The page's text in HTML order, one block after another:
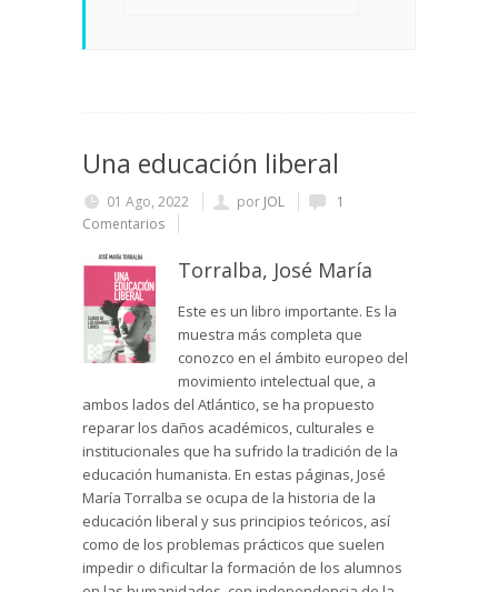
Una educación liberal
01 Ago, 2022 por JOL
1
Comentarios
Torralba, José María
Este es un libro importante. Es la
muestra más completa que
conozco en el ámbito europeo del
movimiento intelectual que, a
ambos lados del Atlántico, se ha propuesto
reparar los daños académicos, culturales e
institucionales que ha sufrido la tradición de la
educación humanista. En estas páginas, José
María Torralba se ocupa de la historia de la
educación liberal y sus principios teóricos, así
como de los problemas prácticos que suelen
impedir o dificultar la formación de los alumnos